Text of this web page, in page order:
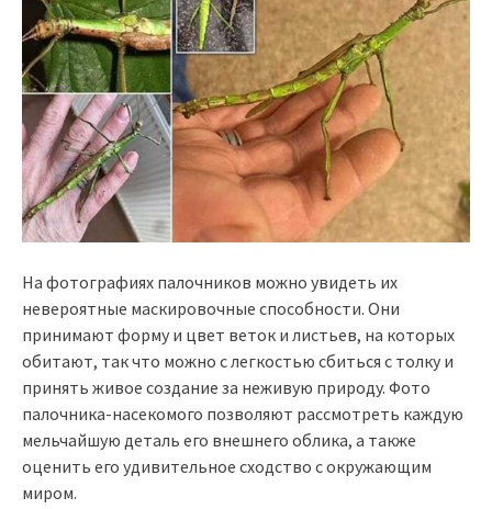
На фотографиях палочников можно увидеть их
невероятные маскировочные способности. Они
принимают форму и цвет веток и листьев, на которых
обитают, так что можно с легкостью сбиться с толку и
принять живое создание за неживую природу. Фото
палочника-насекомого позволяют рассмотреть каждую
мельчайшую деталь его внешнего облика, а также
оценить его удивительное сходство с окружающим
миром.